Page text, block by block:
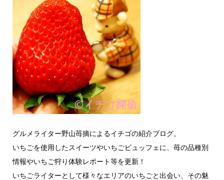
グルメライター野山苺摘によるイチゴの紹介ブログ。
いちごを使用したスイーツやいちごビュッフェに、苺の品種別
情報やいちご狩り体験レポート等を更新！
いちごライターとして様々なエリアのいちごと出会い、その魅